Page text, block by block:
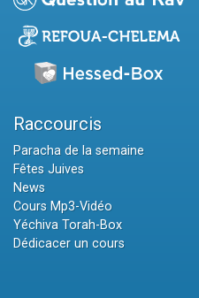
Raccourcis
Paracha de la semaine
Fêtes Juives
News
Cours Mp3-Vidéo
Yéchiva Torah-Box
Dédicacer un cours